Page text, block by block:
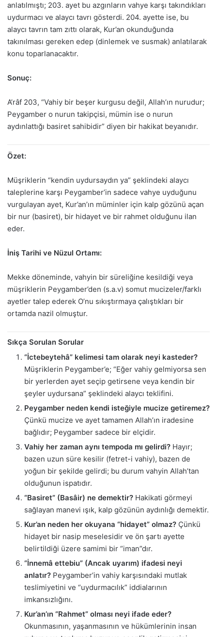
anlatılmıştı; 203. ayet bu azgınların vahye karşı takındıkları
uydurmacı ve alaycı tavrı gösterdi. 204. ayette ise, bu
alaycı tavrın tam zıttı olarak, Kur’an okunduğunda
takınılması gereken edep (dinlemek ve susmak) anlatılarak
konu toparlanacaktır.
Sonuç:
A’râf 203, “Vahiy bir beşer kurgusu değil, Allah’ın nurudur;
Peygamber o nurun takipçisi, mümin ise o nurun
aydınlattığı basiret sahibidir” diyen bir hakikat beyanıdır.
Özet:
Müşriklerin “kendin uydursaydın ya” şeklindeki alaycı
taleplerine karşı Peygamber’in sadece vahye uyduğunu
vurgulayan ayet, Kur’an’ın müminler için kalp gözünü açan
bir nur (basiret), bir hidayet ve bir rahmet olduğunu ilan
eder.
İniş Tarihi ve Nüzul Ortamı:
Mekke döneminde, vahyin bir süreliğine kesildiği veya
müşriklerin Peygamber’den (s.a.v) somut mucizeler/farklı
ayetler talep ederek O’nu sıkıştırmaya çalıştıkları bir
ortamda nazil olmuştur.
Sıkça Sorulan Sorular
“İctebeytehâ” kelimesi tam olarak neyi kasteder?
Müşriklerin Peygamber’e; “Eğer vahiy gelmiyorsa sen
bir yerlerden ayet seçip getirsene veya kendin bir
şeyler uydursana” şeklindeki alaycı teklifini.
Peygamber neden kendi isteğiyle mucize getiremez?
Çünkü mucize ve ayet tamamen Allah’ın iradesine
bağlıdır; Peygamber sadece bir elçidir.
Vahiy her zaman aynı tempoda mı gelirdi? Hayır;
bazen uzun süre kesilir (fetret-i vahiy), bazen de
yoğun bir şekilde gelirdi; bu durum vahyin Allah’tan
olduğunun ispatıdır.
“Basiret” (Basâir) ne demektir? Hakikati görmeyi
sağlayan manevi ışık, kalp gözünün aydınlığı demektir.
Kur’an neden her okuyana “hidayet” olmaz? Çünkü
hidayet bir nasip meselesidir ve ön şartı ayette
belirtildiği üzere samimi bir “iman”dır.
“İnnemâ ettebiu” (Ancak uyarım) ifadesi neyi
anlatır? Peygamber’in vahiy karşısındaki mutlak
teslimiyetini ve “uydurmacılık” iddialarının
imkansızlığını.
Kur’an’ın “Rahmet” olması neyi ifade eder?
Okunmasının, yaşanmasının ve hükümlerinin insan